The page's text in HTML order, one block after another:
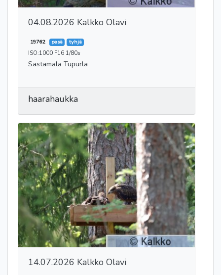
04.08.2026 Kalkko Olavi
19762 pesä tyhjä
ISO:1000 F16 1/80s
Sastamala Tupurla
haarahaukka
14.07.2026 Kalkko Olavi